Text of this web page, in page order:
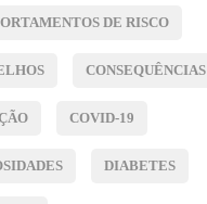
DE RISCO
CONSEQUÊNCIAS
COVID-19
DIABETES